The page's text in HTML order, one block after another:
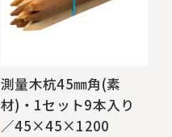
測量木杭45㎜角(素
材)・1セット9本入り
／45×45×1200